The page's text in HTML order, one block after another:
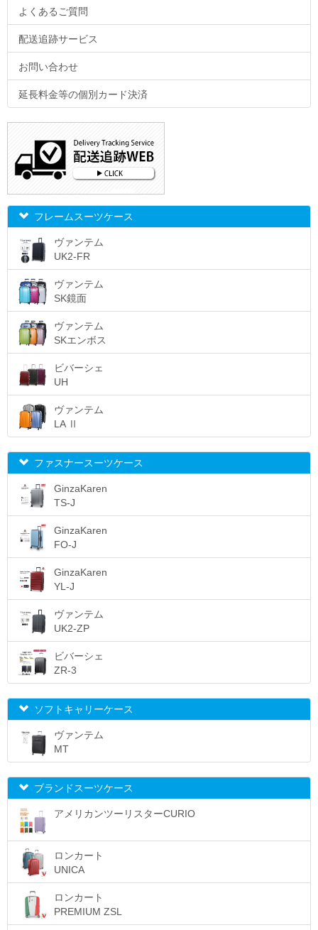
よくあるご質問
配送追跡サービス
お問い合わせ
延長料金等の個別カード決済
フレームスーツケース
ヴァンテム
UK2-FR
ヴァンテム
SK鏡面
ヴァンテム
SKエンボス
ビバーシェ
UH
ヴァンテム
LA Ⅱ
ファスナースーツケース
GinzaKaren
TS-J
GinzaKaren
FO-J
GinzaKaren
YL-J
ヴァンテム
UK2-ZP
ビバーシェ
ZR-3
ソフトキャリーケース
ヴァンテム
MT
ブランドスーツケース
アメリカンツーリスターCURIO
ロンカート
UNICA
ロンカート
PREMIUM ZSL